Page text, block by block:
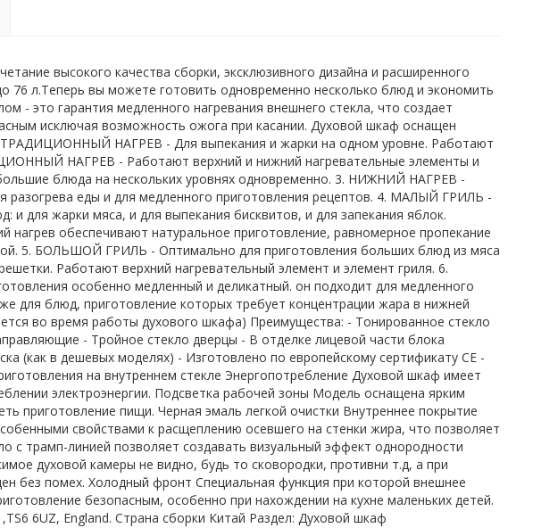
высокого качества сборки, эксклюзивного дизайна и расширенного
76 л.Теперь вы можете готовить одновременно несколько блюд и экономить
- это гарантия медленного нагревания внешнего стекла, что создает
исключая возможность ожога при касании. Духовой шкаф оснащен
ТРАДИЦИОННЫЙ НАГРЕВ - Для выпекания и жарки на одном уровне. Работают
НАГРЕВ - Работают верхний и нижний нагревательные элементы и
блюда на нескольких уровнях одновременно. 3. НИЖНИЙ НАГРЕВ -
разогрева еды и для медленного приготовления рецептов. 4. МАЛЫЙ ГРИЛЬ -
и для жарки мяса, и для выпекания бисквитов, и для запекания яблок.
нагрев обеспечивают натуральное приготовление, равномерное пропекание
5. БОЛЬШОЙ ГРИЛЬ - Оптимально для приготовления больших блюд из мяса
Работают верхний нагревательный элемент и элемент гриля. 6.
особенно медленный и деликатный. он подходит для медленного
для блюд, приготовление которых требует концентрации жара в нижней
во время работы духового шкафа) Преимущества: - Тонированное стекло
- Тройное стекло дверцы - В отделке лицевой части блока
(как в дешевых моделях) - Изготовлено по европейскому сертификату CE -
на внутреннем стекле Энергопотребление Духовой шкаф имеет
электроэнергии. Подсветка рабочей зоны Модель оснащена ярким
приготовление пищи. Черная эмаль легкой очистки Внутреннее покрытие
свойствами к расщеплению осевшего на стенки жира, что позволяет
с трамп-линией позволяет создавать визуальный эффект однородности
духовой камеры не видно, будь то сковородки, противни т.д, а при
без помех. Холодный фронт Специальная функция при которой внешнее
безопасным, особенно при нахождении на кухне маленьких детей.
6UZ, England. Страна сборки Китай Раздел: Духовой шкаф